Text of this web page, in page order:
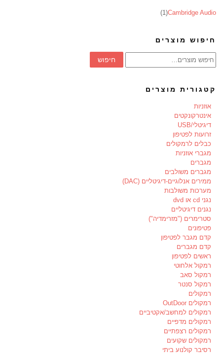
Cambridge Audio
(1)
חיפוש מוצרים
חיפוש
עבור:
חיפוש
קטגורית מוצרים
אוזניות
אינטרקונקטים
דיגיטלי/USB
זרועות לפטיפון
כבלים לרמקולים
מגברי אוזניות
מגברים
מגברים משולבים
ממירים אנלוגיים-דיגיטליים (DAC)
מערכות משולבות
נגני cd או dvd
נגנים דיגיטליים
סטרימרים ("מזרימדיה")
פטיפונים
קדם מגבר לפטיפון
קדם מגברים
ראשים לפטיפון
רמקול אלחוטי
רמקול סאב
רמקול סנטר
רמקולים
רמקולים OutDoor
רמקולים למחשב/אקטיביים
רמקולים מדפיים
רמקולים רצפתיים
רמקולים שקועים
רסיבר קולנוע ביתי